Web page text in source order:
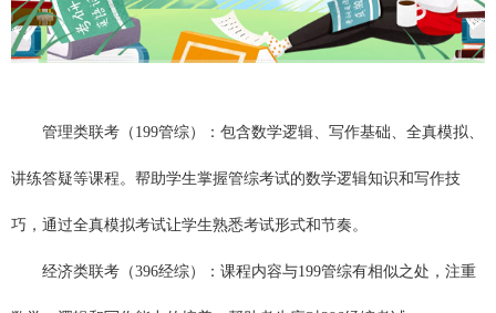
管理类联考（199管综）：包含数学逻辑、写作基础、全真模拟、
讲练答疑等课程。帮助学生掌握管综考试的数学逻辑知识和写作技
巧，通过全真模拟考试让学生熟悉考试形式和节奏。
经济类联考（396经综）：课程内容与199管综有相似之处，注重